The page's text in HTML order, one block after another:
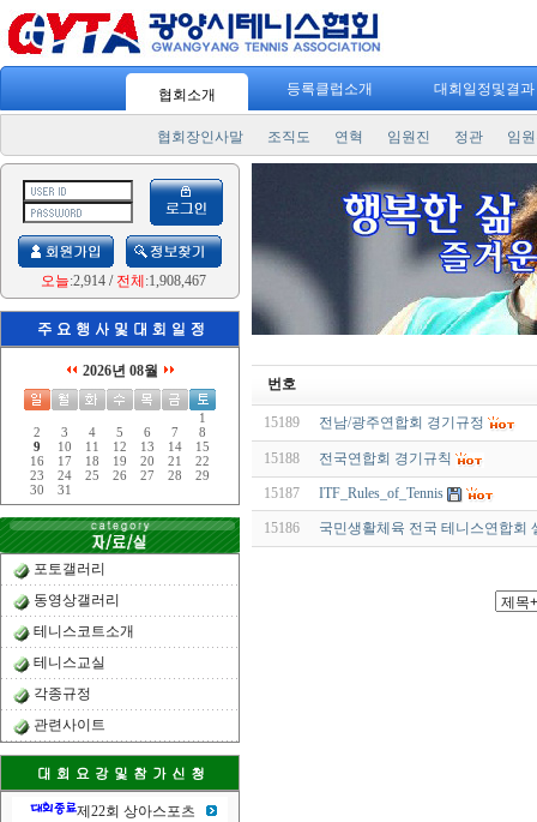
협회소개 등록클럽소개 대회일정및결
협회장인사말 조직도 연혁 임원진 정관 임
오늘:2,914/ 전체 :1,908,467
2026년 08월
1
2
3 4 5 6 7
8
9
10 11 12 13 14
15
16
17 18 19 20 21
22
23
24 25 26 27 28
29
30
31
포토갤러리
동영상갤러리
테니스코트소개
테니스교실
각종규정
관련사이트
제22회 상아스포츠
번호
15189 전남/광주연합회 경기규정
15188 전국연합회 경기규칙
15187 ITF_Rules_of_Tennis
15186 국민생활체육 전국 테니스연합회